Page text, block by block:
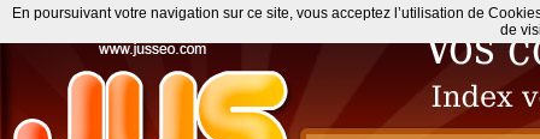
En poursuivant votre navigation sur ce site, vous acceptez l’utilisation de
de